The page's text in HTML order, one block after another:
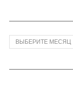
Архивы